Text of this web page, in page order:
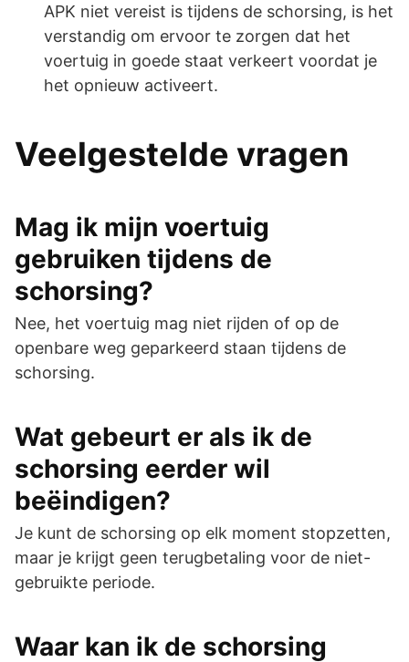
APK niet vereist is tijdens de schorsing, is het
verstandig om ervoor te zorgen dat het
voertuig in goede staat verkeert voordat je
het opnieuw activeert.
Veelgestelde vragen
Mag ik mijn voertuig
gebruiken tijdens de
schorsing?
Nee, het voertuig mag niet rijden of op de
openbare weg geparkeerd staan tijdens de
schorsing.
Wat gebeurt er als ik de
schorsing eerder wil
beëindigen?
Je kunt de schorsing op elk moment stopzetten,
maar je krijgt geen terugbetaling voor de niet-
gebruikte periode.
Waar kan ik de schorsing